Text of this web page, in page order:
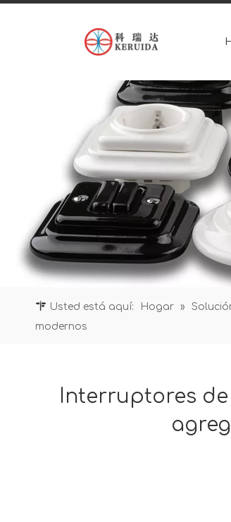
Usted está aquí: Hogar »
modernos
Interruptores